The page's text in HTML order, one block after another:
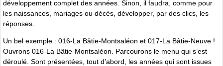
développement complet des années. Sinon, il faudra, comme pour
les naissances, mariages ou décès, développer, par des clics, les
réponses.
Un bel exemple : 016-La Bâtie-Montsaléon et 017-La Bâtie-Neuve !
Ouvrons 016-La Bâtie-Montsaléon. Parcourons le menu qui s’est
déroulé. Sont présentées, tout d’abord, les années qui sont issues